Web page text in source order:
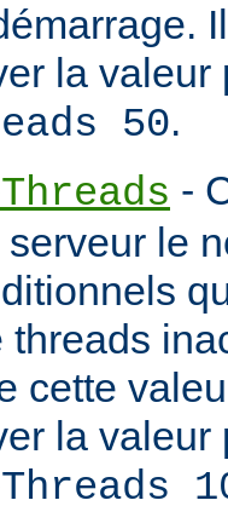
la valeur
50.
-
le
threads
cette
la valeur